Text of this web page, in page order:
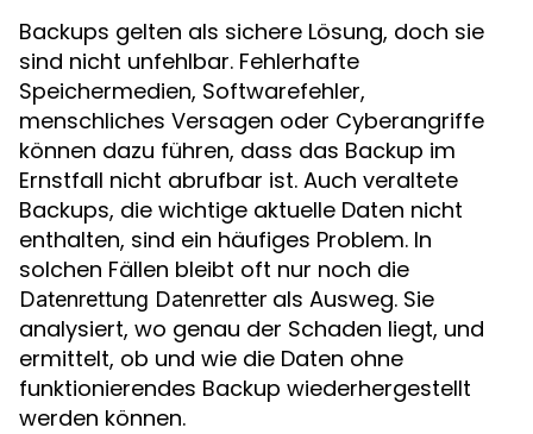
Backups gelten als sichere Lösung, doch sie
sind nicht unfehlbar. Fehlerhafte
Speichermedien, Softwarefehler,
menschliches Versagen oder Cyberangriffe
können dazu führen, dass das Backup im
Ernstfall nicht abrufbar ist. Auch veraltete
Backups, die wichtige aktuelle Daten nicht
enthalten, sind ein häufiges Problem. In
solchen Fällen bleibt oft nur noch die
Datenrettung Datenretter als Ausweg. Sie
analysiert, wo genau der Schaden liegt, und
ermittelt, ob und wie die Daten ohne
funktionierendes Backup wiederhergestellt
werden können.